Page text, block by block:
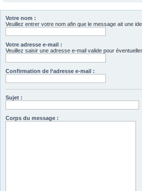
Votre nom :
Veuillez entrer votre nom afin que le message ait une
Votre adresse e-mail :
Veuillez saisir une adresse e-mail valide pour
Confirmation de l‘adresse e-mail :
Sujet :
Corps du message :